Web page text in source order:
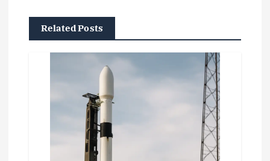
Related Posts